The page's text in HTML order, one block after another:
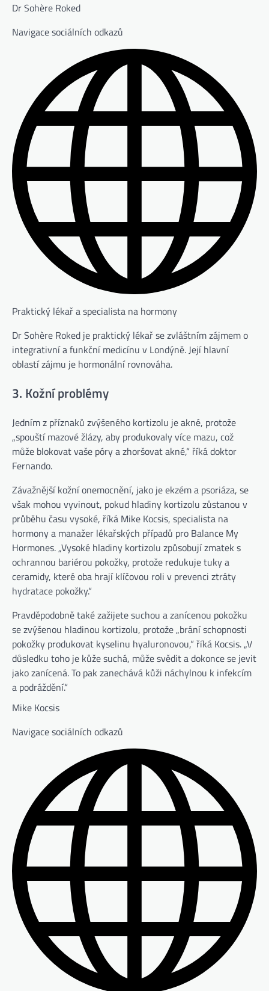
Dr Sohère Roked
Navigace sociálních odkazů
Praktický lékař a specialista na hormony
Dr Sohère Roked je praktický lékař se zvláštním zájmem o
integrativní a funkční medicínu v Londýně. Její hlavní
oblastí zájmu je hormonální rovnováha.
3. Kožní problémy
Jedním z příznaků zvýšeného kortizolu je akné, protože
„spouští mazové žlázy, aby produkovaly více mazu, což
může blokovat vaše póry a zhoršovat akné,“ říká doktor
Fernando.
Závažnější kožní onemocnění, jako je ekzém a psoriáza, se
však mohou vyvinout, pokud hladiny kortizolu zůstanou v
průběhu času vysoké, říká Mike Kocsis, specialista na
hormony a manažer lékařských případů pro Balance My
Hormones. „Vysoké hladiny kortizolu způsobují zmatek s
ochrannou bariérou pokožky, protože redukuje tuky a
ceramidy, které oba hrají klíčovou roli v prevenci ztráty
hydratace pokožky.“
Pravděpodobně také zažijete suchou a zanícenou pokožku
se zvýšenou hladinou kortizolu, protože „brání schopnosti
pokožky produkovat kyselinu hyaluronovou,“ říká Kocsis. „V
důsledku toho je kůže suchá, může svědit a dokonce se jevit
jako zanícená. To pak zanechává kůži náchylnou k infekcím
a podráždění.“
Mike Kocsis
Navigace sociálních odkazů